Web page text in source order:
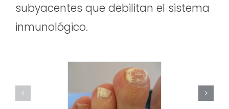
subyacentes que debilitan el sistema
inmunológico.